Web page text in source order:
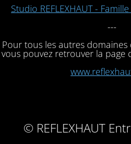
Studio REFLEXHAUT -
---
Pour tous les autres domaines
vous pouvez retrouver la page
© REFLEXHAUT